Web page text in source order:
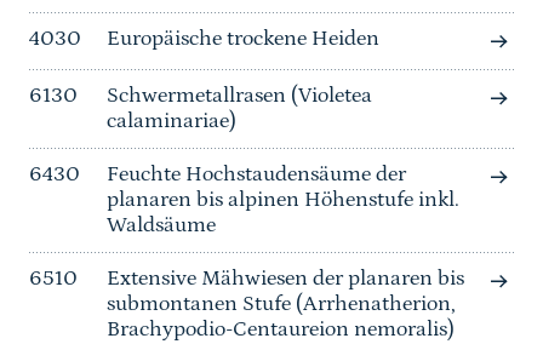
4030 Europäische trockene Heiden
6130
Schwermetallrasen (Violetea
calaminariae)
6430
Feuchte Hochstaudensäume der
planaren bis alpinen Höhenstufe inkl.
Waldsäume
6510
Extensive Mähwiesen der planaren bis
submontanen Stufe (Arrhenatherion,
Brachypodio-Centaureion nemoralis)